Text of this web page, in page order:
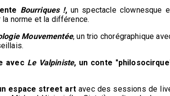
Bourriques !,un spectacle clownesque
norme et la différence.
Mouvementée, un trio chorégraphique
avec Le Valpiniste, un conte
espace street artavec des sessions de